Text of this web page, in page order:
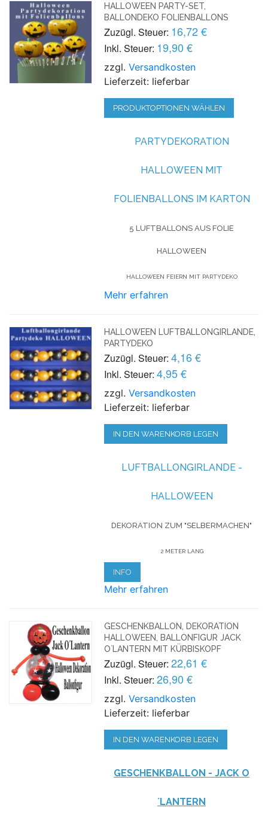
HALLOWEEN PARTY-SET,
BALLONDEKO FOLIENBALLONS
Zuzügl. Steuer: 16,72 €
Inkl. Steuer: 19,90 €
zzgl.Versandkosten
Lieferzeit: lieferbar
PRODUKTOPTIONEN WÄHLEN
PARTYDEKORATION
HALLOWEEN MIT
FOLIENBALLONS IM KARTON
5 LUFTBALLONS AUS FOLIE
HALLOWEEN
HALLOWEEN FEIERN MIT PARTYDEKO
Mehr erfahren
HALLOWEEN LUFTBALLONGIRLANDE,
PARTYDEKO
Zuzügl. Steuer: 4,16 €
Inkl. Steuer: 4,95 €
zzgl.Versandkosten
Lieferzeit: lieferbar
IN DEN WARENKORB LEGEN
LUFTBALLONGIRLANDE -
HALLOWEEN
DEKORATION ZUM "SELBERMACHEN"
2 METER LANG
INFO
Mehr erfahren
GESCHENKBALLON, DEKORATION
HALLOWEEN, BALLONFIGUR JACK
O`LANTERN MIT KÜRBISKOPF
Zuzügl. Steuer: 22,61 €
Inkl. Steuer: 26,90 €
zzgl.Versandkosten
Lieferzeit: lieferbar
IN DEN WARENKORB LEGEN
GESCHENKBALLON - JACK O
´LANTERN